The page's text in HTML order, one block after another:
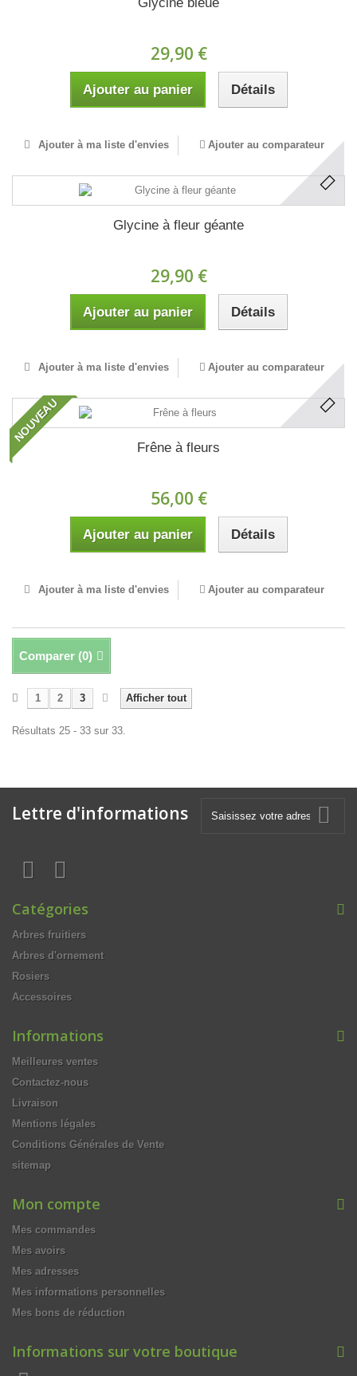
29,90 €
Ajouter au panier Détails
Ajouter à ma liste d'envies Ajouter au comparateur
Glycine à fleur géante
29,90 €
Ajouter au panier Détails
Ajouter à ma liste d'envies Ajouter au comparateur
NOUVEAU
Frêne à fleurs
56,00 €
Ajouter au panier Détails
Ajouter à ma liste d'envies Ajouter au comparateur
Comparer (0)
Afficher tout
1 2 3
Résultats 25 - 33 sur 33.
Lettre d'informations
Catégories
Arbres fruitiers
Arbres d'ornement
Rosiers
Accessoires
Informations
Meilleures ventes
Contactez-nous
Livraison
Mentions légales
Conditions Générales de Vente
sitemap
Mon compte
Mes commandes
Mes avoirs
Mes adresses
Mes informations personnelles
Mes bons de réduction
Informations sur votre boutique